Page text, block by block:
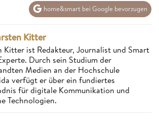
home&smart bei Google bevorzugen
Kitter
Kitter ist Redakteur, Journalist und Smart
Durch sein Studium der
Medien an der Hochschule
verfügt er über ein fundiertes
für digitale Kommunikation und
Technologien.